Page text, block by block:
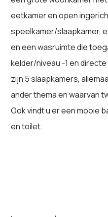
eetkamer en open
speelkamer/slaapkamer,
en een wasruimte die
kelder/niveau -1 en
zijn 5 slaapkamers,
ander thema en waarvan
Ook vindt u er een mooie
en toilet.